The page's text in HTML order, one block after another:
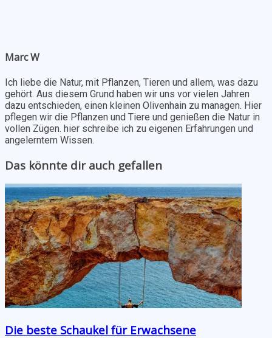
Marc W
Ich liebe die Natur, mit Pflanzen, Tieren und allem, was dazu
gehört. Aus diesem Grund haben wir uns vor vielen Jahren
dazu entschieden, einen kleinen Olivenhain zu managen. Hier
pflegen wir die Pflanzen und Tiere und genießen die Natur in
vollen Zügen. hier schreibe ich zu eigenen Erfahrungen und
angelerntem Wissen.
Das könnte dir auch gefallen
Die beste Schaukel für Erwachsene